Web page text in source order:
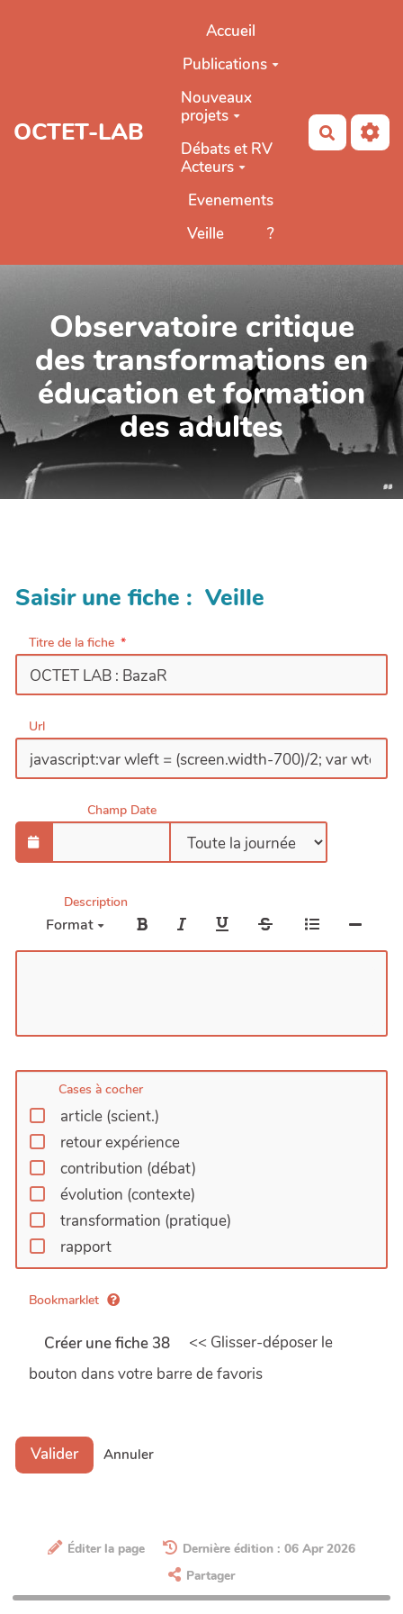
OCTET-LAB
Accueil
Publications
Nouveaux
projets
Débats et RV
Acteurs
Evenements
Veille
?
Observatoire critique
des transformations en
éducation et formation
des adultes
Saisir une fiche : Veille
Titre de la fiche
Url
Champ Date
Description
Format
Cases à cocher
article (scient.)
retour expérience
contribution (débat)
évolution (contexte)
transformation (pratique)
rapport
Bookmarklet
Créer une fiche 38
<< Glisser-déposer le
bouton dans votre barre de favoris
Valider Annuler
Éditer la page
Dernière édition : 06 Apr 2026
Partager